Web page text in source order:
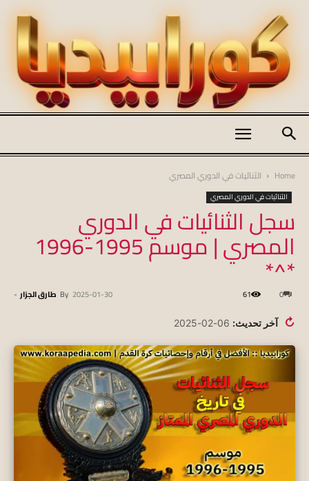
Home الثنائيات في الدوري المصري
الثنائيات في الدوري المصري
سجل الثنائيات في الدوري
المصري | موسم 1995-1996
*^*
By طارق الجزار - 2025-01-30 0
61
↻ آخر تحديث: 06-02-2025